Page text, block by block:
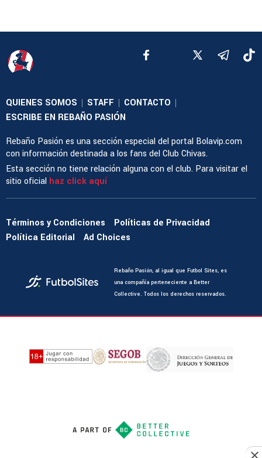
QUIENES SOMOS | STAFF | CONTACTO |
ESCRIBE EN REBAÑO PASIÓN
Rebaño Pasión es una sección especial del portal Bolavip.com
con información destinada a los fans del Club Chivas.
Esta sección no tiene relación alguna con el club. Para visitar el
sitio oficial haz click aquí
Términos y Condiciones
Políticas de Privacidad
Política Editorial
Ad Choices
Rebaño Pasión, al igual que Futbol Sites, es
una compañía perteneciente a Better
Collective. Todos los derechos reservados.